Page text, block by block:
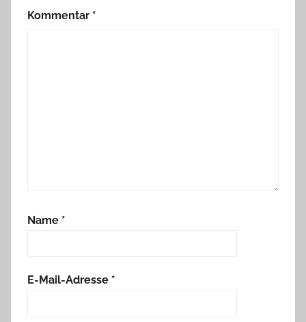
Kommentar *
Name *
E-Mail-Adresse *